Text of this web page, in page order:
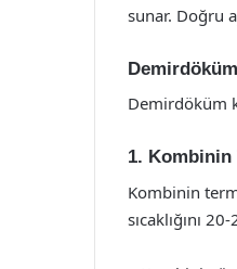
sunar. Doğru
Demirdöküm
1. Kombinin
Kombinin
sıcaklığını